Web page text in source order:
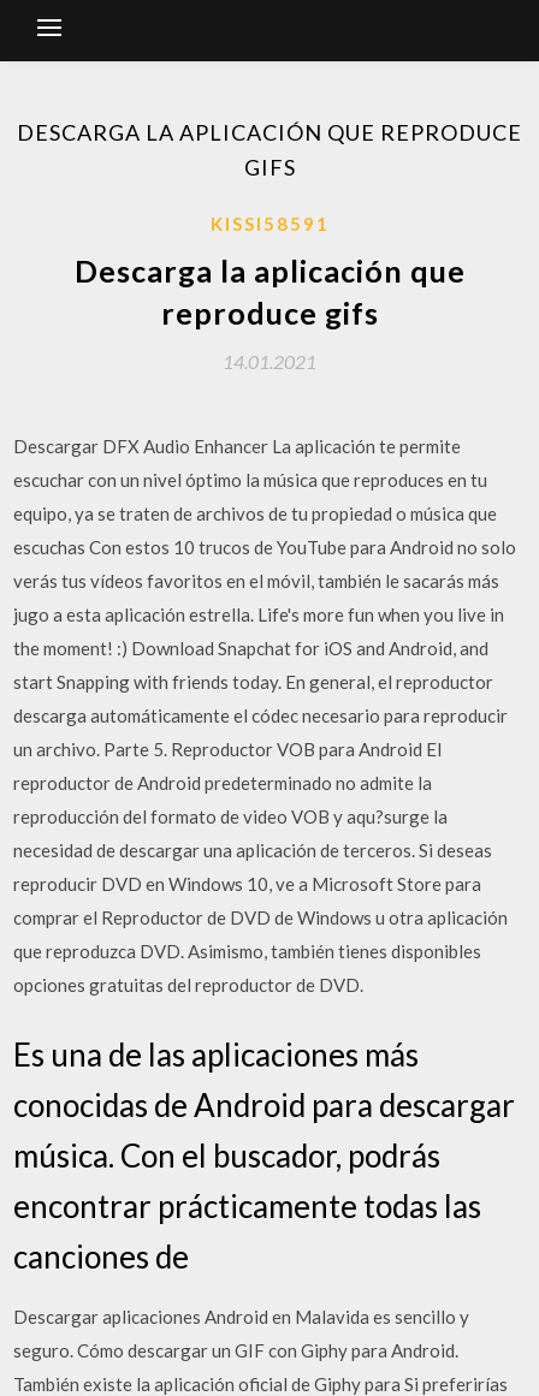
DESCARGA LA APLICACIÓN QUE REPRODUCE
GIFS
KISSI58591
Descarga la aplicación que
reproduce gifs
14.01.2021
Descargar DFX Audio Enhancer La aplicación te permite
escuchar con un nivel óptimo la música que reproduces en tu
equipo, ya se traten de archivos de tu propiedad o música que
escuchas Con estos 10 trucos de YouTube para Android no solo
verás tus vídeos favoritos en el móvil, también le sacarás más
jugo a esta aplicación estrella. Life's more fun when you live in
the moment! :) Download Snapchat for iOS and Android, and
start Snapping with friends today. En general, el reproductor
descarga automáticamente el códec necesario para reproducir
un archivo. Parte 5. Reproductor VOB para Android El
reproductor de Android predeterminado no admite la
reproducción del formato de video VOB y aqu?surge la
necesidad de descargar una aplicación de terceros. Si deseas
reproducir DVD en Windows 10, ve a Microsoft Store para
comprar el Reproductor de DVD de Windows u otra aplicación
que reproduzca DVD. Asimismo, también tienes disponibles
opciones gratuitas del reproductor de DVD.
Es una de las aplicaciones más
conocidas de Android para descargar
música. Con el buscador, podrás
encontrar prácticamente todas las
canciones de
Descargar aplicaciones Android en Malavida es sencillo y
seguro. Cómo descargar un GIF con Giphy para Android.
También existe la aplicación oficial de Giphy para Si preferirías